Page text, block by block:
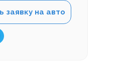
заявку на авто